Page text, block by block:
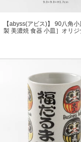
【abyss(アビス)】 90八角
製 美濃焼 食器 小皿］オリジ